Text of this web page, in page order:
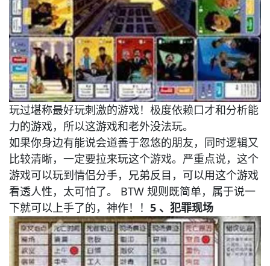
玩过堪称最好玩刺激的游戏！极度依赖口才和分析能
力的游戏，所以这游戏和老外没法玩。
如果你身边有能说会道善于忽悠的朋友，同时逻辑又
比较清晰，一定要拉来玩这个游戏。严重点说，这个
游戏可以玩到情侣分手，兄弟反目，可以用这个游戏
看透人性，太可怕了。 BTW 规则既简单，属于说一
下就可以上手了的，神作！！ 5 、犯罪现场